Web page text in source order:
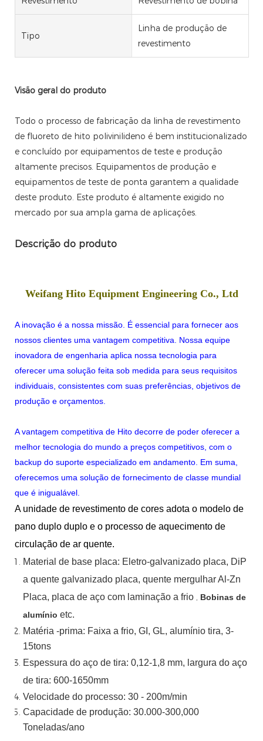
Tipo
Linha de produção de
revestimento
Visão geral do produto
Todo o processo de fabricação da linha de revestimento
de fluoreto de hito polivinilideno é bem institucionalizado
e concluído por equipamentos de teste e produção
altamente precisos. Equipamentos de produção e
equipamentos de teste de ponta garantem a qualidade
deste produto. Este produto é altamente exigido no
mercado por sua ampla gama de aplicações.
Descrição do produto
Weifang Hito Equipment Engineering Co., Ltd
A inovação é a nossa missão. É essencial para fornecer aos
nossos clientes uma vantagem competitiva. Nossa equipe
inovadora de engenharia aplica nossa tecnologia para
oferecer uma solução feita sob medida para seus requisitos
individuais, consistentes com suas preferências, objetivos de
produção e orçamentos.
A vantagem competitiva de Hito decorre de poder oferecer a
melhor tecnologia do mundo a preços competitivos, com o
backup do suporte especializado em andamento. Em suma,
oferecemos uma solução de fornecimento de classe mundial
que é inigualável.
A unidade de revestimento de cores adota o modelo de
pano duplo duplo e o processo de aquecimento de
circulação de ar quente.
Material de base placa: Eletro-galvanizado placa, DiP
a quente galvanizado placa, quente mergulharAl-Zn
Placa, placa de aço com laminação a frio , Bobinas de
alumínio etc.
Matéria -prima: Faixa a frio, GI, GL, alumínio tira, 3-
15tons
Espessura do aço de tira: 0,12-1,8 mm, largura do aço
de tira: 600-1650mm
Velocidade do processo: 30 - 200m/min
Capacidade de produção: 30.000-300,000
Toneladas/ano